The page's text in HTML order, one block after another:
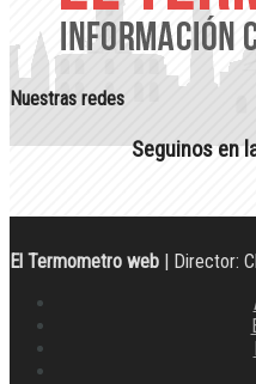
Nuestras redes
Seguinos en
El Termometro web | Director: